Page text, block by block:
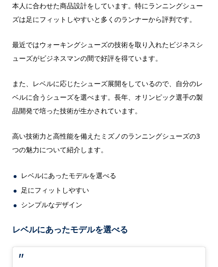
本人に合わせた商品設計をしています。特にランニングシュー
ズは足にフィットしやすいと多くのランナーから評判です。
最近ではウォーキングシューズの技術を取り入れたビジネスシ
ューズがビジネスマンの間で好評を得ています。
また、レベルに応じたシューズ展開をしているので、自分のレ
ベルに合うシューズを選べます。長年、オリンピック選手の製
品開発で培った技術が生かされています。
高い技術力と高性能を備えたミズノのランニングシューズの3
つの魅力について紹介します。
レベルにあったモデルを選べる
足にフィットしやすい
シンプルなデザイン
レベルにあったモデルを選べる